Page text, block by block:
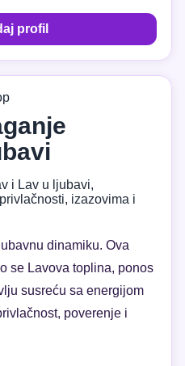
profil
i Lav u ljubavi,
izazovima i
dinamiku. Ova
se Lavova toplina, ponos
susreću sa energijom
poverenje i